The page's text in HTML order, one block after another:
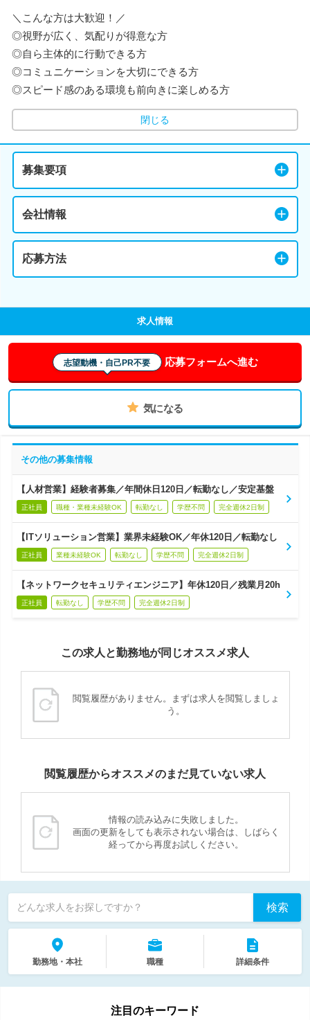
＼こんな方は大歓迎！／
◎視野が広く、気配りが得意な方
◎自ら主体的に行動できる方
◎コミュニケーションを大切にできる方
◎スピード感のある環境も前向きに楽しめる方
閉じる
募集要項
会社情報
応募方法
求人情報
志望動機・自己PR不要 応募フォームへ進む
気になる
その他の募集情報
【人材営業】経験者募集／年間休日120日／転勤なし／安定基盤
正社員 職種・業種未経験OK 転勤なし 学歴不問 完全週休2日制
【ITソリューション営業】業界未経験OK／年休120日／転勤なし
正社員 業種未経験OK 転勤なし 学歴不問 完全週休2日制
【ネットワークセキュリティエンジニア】年休120日／残業月20h
正社員 転勤なし 学歴不問 完全週休2日制
この求人と勤務地が同じオススメ求人
閲覧履歴がありません。まずは求人を閲覧しましょ
う。
閲覧履歴からオススメのまだ見ていない求人
情報の読み込みに失敗しました。
画面の更新をしても表示されない場合は、しばらく
経ってから再度お試しください。
どんな求人をお探しですか？ 検索
勤務地・本社 職種 詳細条件
注目のキーワード